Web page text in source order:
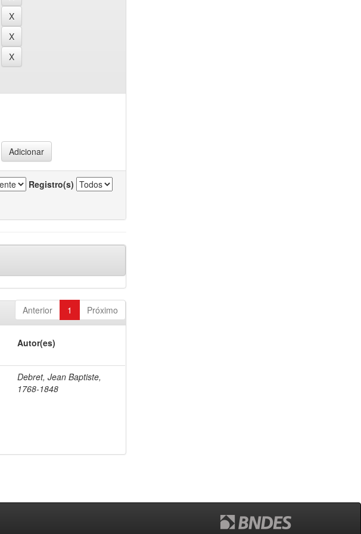
Registro(s)
Anterior 1 Próximo
Autor(es)
Debret, Jean Baptiste,
1768-1848